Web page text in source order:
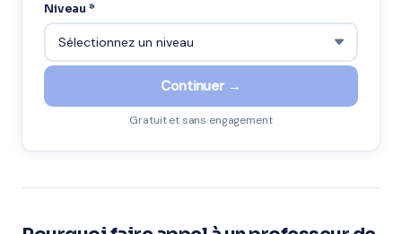
Niveau *
Continuer →
Gratuit et sans engagement